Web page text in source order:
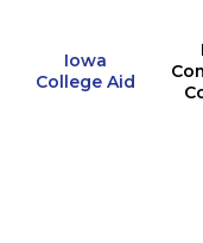
Iowa
College Aid